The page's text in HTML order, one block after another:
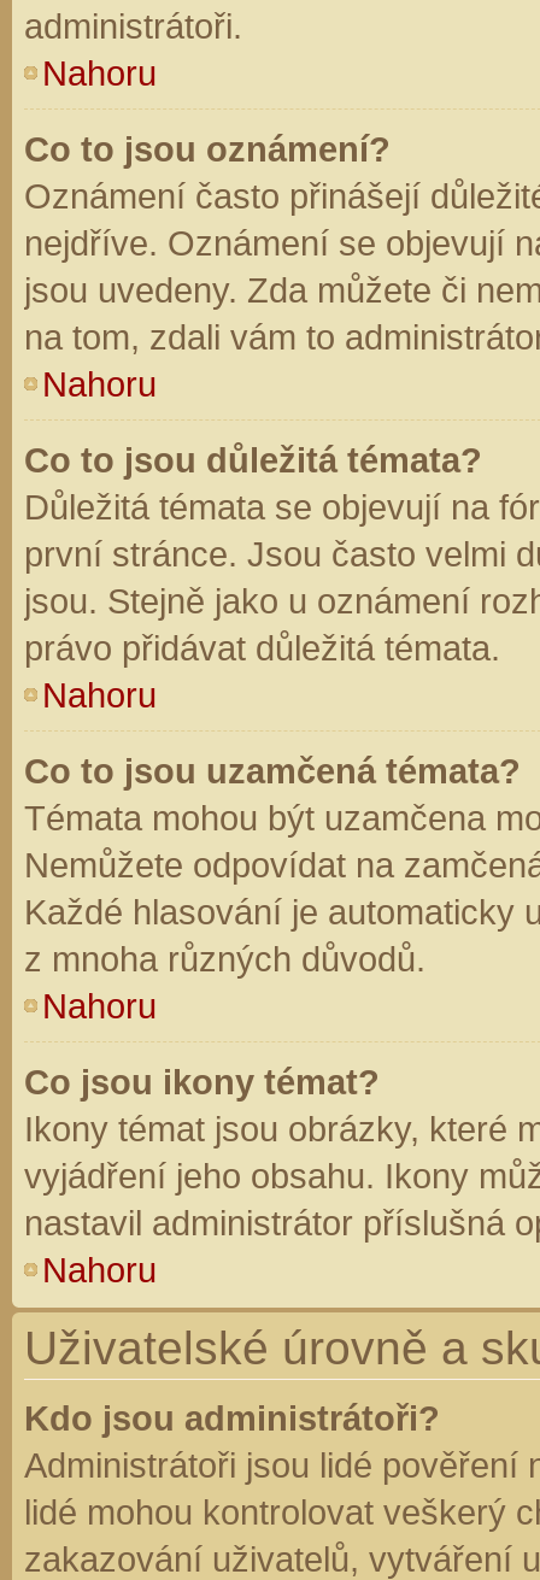
administrátoři.
Nahoru
Co to jsou oznámení?
Oznámení často přinášejí
nejdříve. Oznámení se objevují
jsou uvedeny. Zda můžete či
na tom, zdali vám to
Nahoru
Co to jsou důležitá témata?
Důležitá témata se objevují na
první stránce. Jsou často velmi
jsou. Stejně jako u oznámení
právo přidávat důležitá témata.
Nahoru
Co to jsou uzamčená témata?
Témata mohou být uzamčena
Nemůžete odpovídat na
Každé hlasování je automaticky
z mnoha různých důvodů.
Nahoru
Co jsou ikony témat?
Ikony témat jsou obrázky, které
vyjádření jeho obsahu. Ikony
nastavil administrátor příslušná
Nahoru
Uživatelské úrovně a
Kdo jsou administrátoři?
Administrátoři jsou lidé pověření
lidé mohou kontrolovat veškerý
zakazování uživatelů, vytváření